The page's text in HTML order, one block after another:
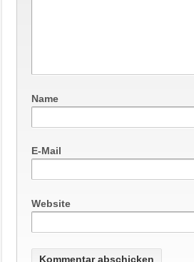
Name
E-Mail
Website